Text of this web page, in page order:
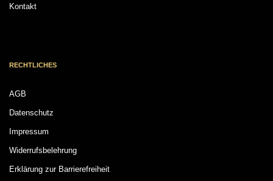
Kontakt
RECHTLICHES
AGB
Datenschutz
Impressum
Widerrufsbelehrung
Erklärung zur Barrierefreiheit